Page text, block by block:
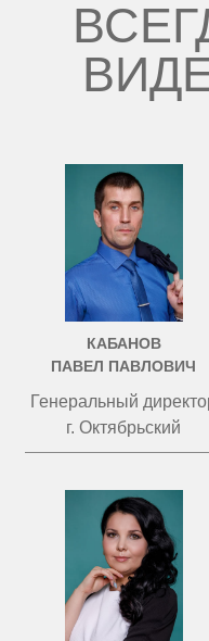
КАБАНОВ
ПАВЕЛ ПАВЛОВИЧ
Генеральный
г. Октябрьский